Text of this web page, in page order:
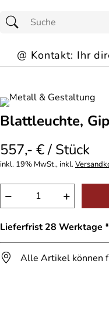
@ Kontakt: Ihr
Blattleuchte,
557,- € / Stück
inkl. 19% MwSt., inkl.
− +
Lieferfrist 28 Werktage
Alle Artikel können